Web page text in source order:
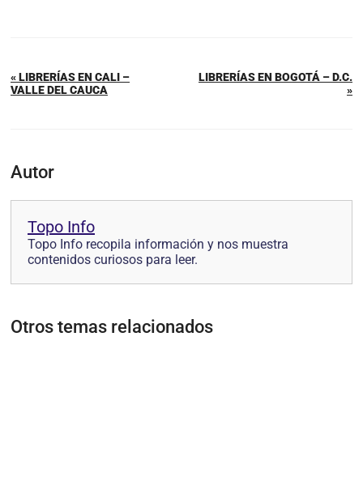
« LIBRERÍAS EN CALI –
VALLE DEL CAUCA
LIBRERÍAS EN BOGOTÁ – D.C.
»
Autor
Topo Info
Topo Info recopila información y nos muestra
contenidos curiosos para leer.
Otros temas relacionados